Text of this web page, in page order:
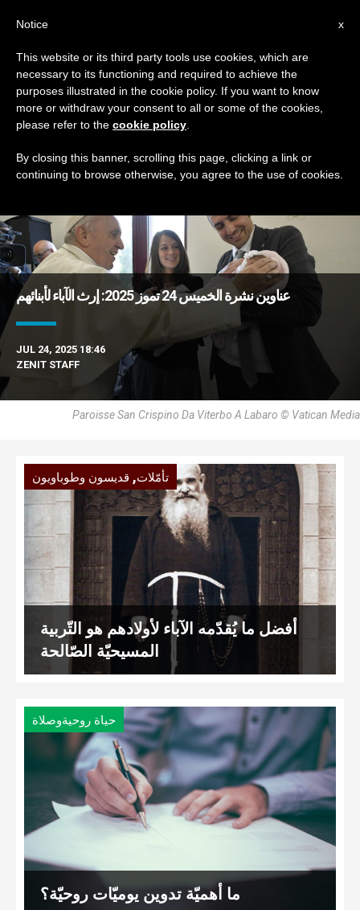
DAY
July 24th, 2025
DERNIÈRES NOUVELLES
عناوين نشرة الخميس 24 تموز 2025: إرث الآباء لأبنائهم
JUL 24, 2025 18:46
ZENIT STAFF
Paroisse San Crispino Da Viterbo A Labaro © Vatican Media
تأمّلات, قديسون وطوباويون
أفضل ما يُقدّمه الآباء لأولادهم هو التّربية
المسيحيّة الصّالحة
حياة روحيةوصلاة
ما أهميّة تدوين يوميّات روحيّة؟
x
Notice
This website or its third party tools use cookies, which are
necessary to its functioning and required to achieve the
purposes illustrated in the cookie policy. If you want to know
more or withdraw your consent to all or some of the cookies,
please refer to the cookie policy
By closing this banner, scrolling this page, clicking a link or
continuing to browse otherwise, you agree to the use of cookies.